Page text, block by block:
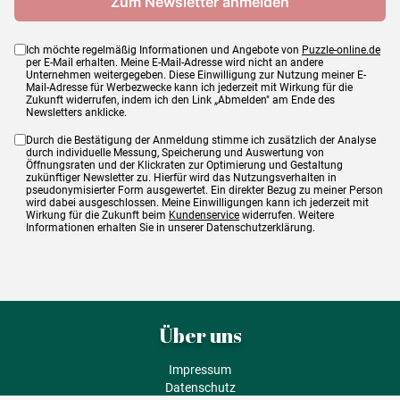
Ich möchte regelmäßig Informationen und Angebote von Puzzle-online.de
per E-Mail erhalten. Meine E-Mail-Adresse wird nicht an andere
Unternehmen weitergegeben. Diese Einwilligung zur Nutzung meiner E-
Mail-Adresse für Werbezwecke kann ich jederzeit mit Wirkung für die
Zukunft widerrufen, indem ich den Link „Abmelden" am Ende des
Newsletters anklicke.
Durch die Bestätigung der Anmeldung stimme ich zusätzlich der Analyse
durch individuelle Messung, Speicherung und Auswertung von
Öffnungsraten und der Klickraten zur Optimierung und Gestaltung
zukünftiger Newsletter zu. Hierfür wird das Nutzungsverhalten in
pseudonymisierter Form ausgewertet. Ein direkter Bezug zu meiner Person
wird dabei ausgeschlossen. Meine Einwilligungen kann ich jederzeit mit
Wirkung für die Zukunft beim Kundenservice widerrufen. Weitere
Informationen erhalten Sie in unserer Datenschutzerklärung.
Über uns
Impressum
Datenschutz